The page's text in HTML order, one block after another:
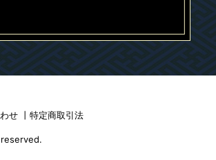
せ 丨 特定商取引法